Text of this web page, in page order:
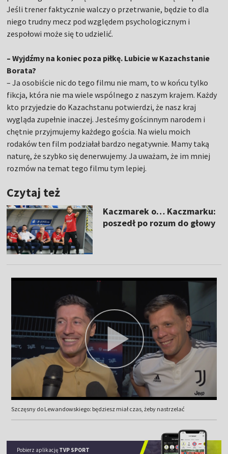
Jeśli trener faktycznie walczy o przetrwanie, będzie to dla
niego trudny mecz pod względem psychologicznym i
zespołowi może się to udzielić.
– Wyjdźmy na koniec poza piłkę. Lubicie w Kazachstanie
Borata?
– Ja osobiście nic do tego filmu nie mam, to w końcu tylko
fikcja, która nie ma wiele wspólnego z naszym krajem. Każdy
kto przyjedzie do Kazachstanu potwierdzi, że nasz kraj
wygląda zupełnie inaczej. Jesteśmy gościnnym narodem i
chętnie przyjmujemy każdego gościa. Na wielu moich
rodaków ten film podziałał bardzo negatywnie. Mamy taką
naturę, że szybko się denerwujemy. Ja uważam, że im mniej
rozmów na temat tego filmu tym lepiej.
Czytaj też
Kaczmarek o… Kaczmarku:
poszedł po rozum do głowy
Szczęsny do Lewandowskiego: będziesz miał czas, żeby nastrzelać
Pobierz aplikację TVP SPORT